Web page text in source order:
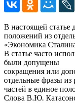
В настоящей статье
положений из
«Экономика
В статье часто
были допущены
сокращения или
отдельные фразы из
частей в единое
Слова В.Ю.